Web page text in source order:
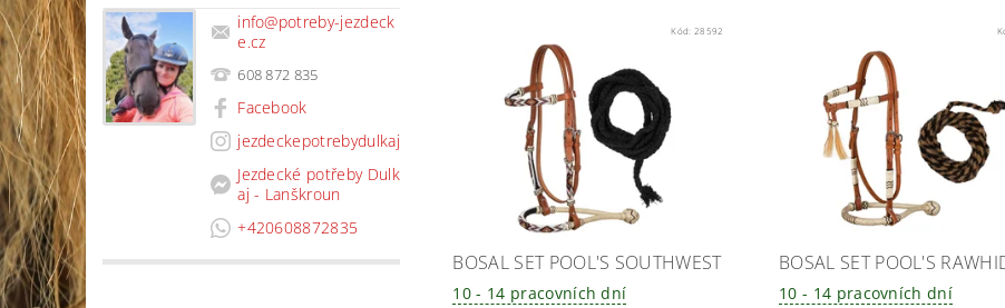
info@potreby-jezdeck
e.cz
608 872 835
Facebook
jezdeckepotrebydulkaj
Jezdecké potřeby Dulk
aj - Lanškroun
+420608872835
Kód: 28592
BOSAL SET POOL'S SOUTHWEST
10 - 14 pracovních dní
BOSAL SET POOL'S
10 - 14 pracovních dní